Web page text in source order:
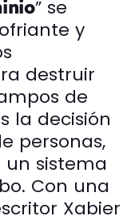
” se
y
destruir
de
la decisión
personas,
sistema
Con una
Xabier